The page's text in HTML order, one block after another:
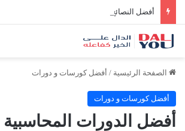
أفضل النصائح لإدارة الوقت بفعالية
الصفحة الرئيسية / أفضل كورسات و دورات
أفضل كورسات و دورات
أفضل الدورات المحاسبية